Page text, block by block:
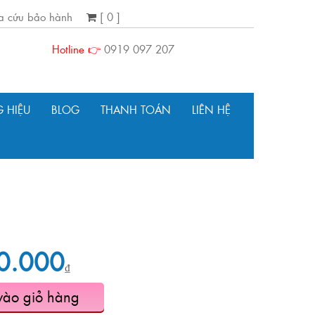
cứu bảo hành
[ 0 ]
Hotline 👉 0919 097 207
HIỆU BLOG THANH TOÁN LIÊN HỆ
₫
giỏ hàng